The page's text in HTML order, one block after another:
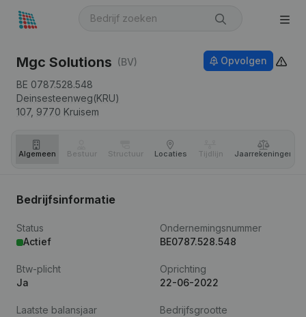
Mgc Solutions (BV)
BE 0787.528.548
Deinsesteenweg(KRU)
107, 9770 Kruisem
Opvolgen
Algemeen Bestuur Structuur Locaties Tijdlijn Jaar­rekeningen
Bedrijfsinformatie
Status
Actief
Ondernemingsnummer
BE0787.528.548
Btw-plicht
Ja
Oprichting
22-06-2022
Laatste balansjaar
Bedrijfsgrootte